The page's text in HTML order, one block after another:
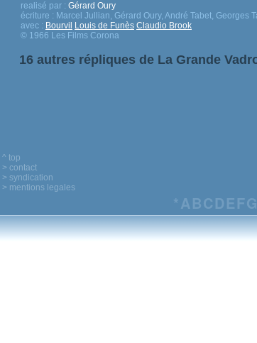
realisé par : Gérard Oury
écriture : Marcel Jullian, Gérard Oury, André Tabet, Georges
avec : Bourvil Louis de Funès Claudio Brook
© 1966 Les Films Corona
16 autres répliques de La Grande
^ top
> contact
> syndication
> mentions legales
*ABCDEFG